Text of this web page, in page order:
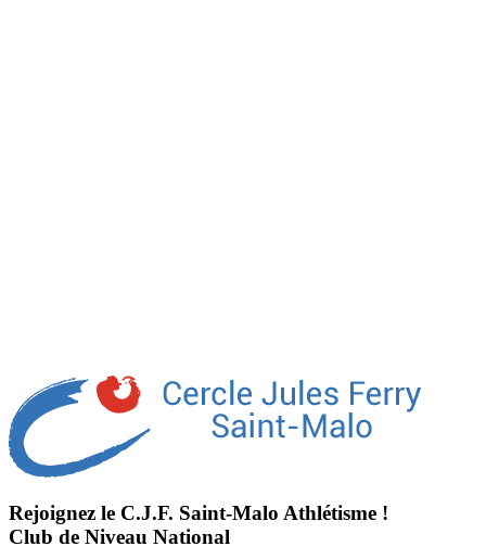
Rejoignez le C.J.F. Saint-Malo Athlétisme !
Club de Niveau National